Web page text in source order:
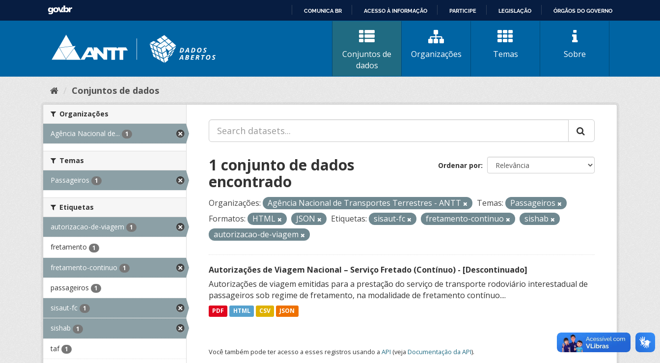
CONTEÚDO
COMUNICA BR ACESSO À INFORMAÇÃO PARTICIPE LEGISLAÇÃO ÓRGÃOS DO GOVERNO
Conjuntos de
dados
Organizações Temas Sobre
Conjuntos de dados
Organizações
Agência Nacional de... 1
Temas
Passageiros 1
Etiquetas
autorizacao-de-viagem 1
fretamento 1
fretamento-continuo 1
passageiros 1
sisaut-fc 1
sishab 1
taf 1
Ordenar por
1 conjunto de dados
encontrado
Organizações: Agência Nacional de Transportes Terrestres - ANTT Temas:
Passageiros
Formatos:
HTML JSON Etiquetas: sisaut-fc fretamento-continuo
sishab
autorizacao-de-viagem
Autorizações de Viagem Nacional – Serviço Fretado (Contínuo) - [Descontinuado]
Autorizações de viagem emitidas para a prestação do serviço de transporte rodoviário interestadual de
passageiros sob regime de fretamento, na modalidade de fretamento contínuo....
PDF HTML CSV JSON
Você também pode ter acesso a esses registros usando a API (veja Documentação da API).